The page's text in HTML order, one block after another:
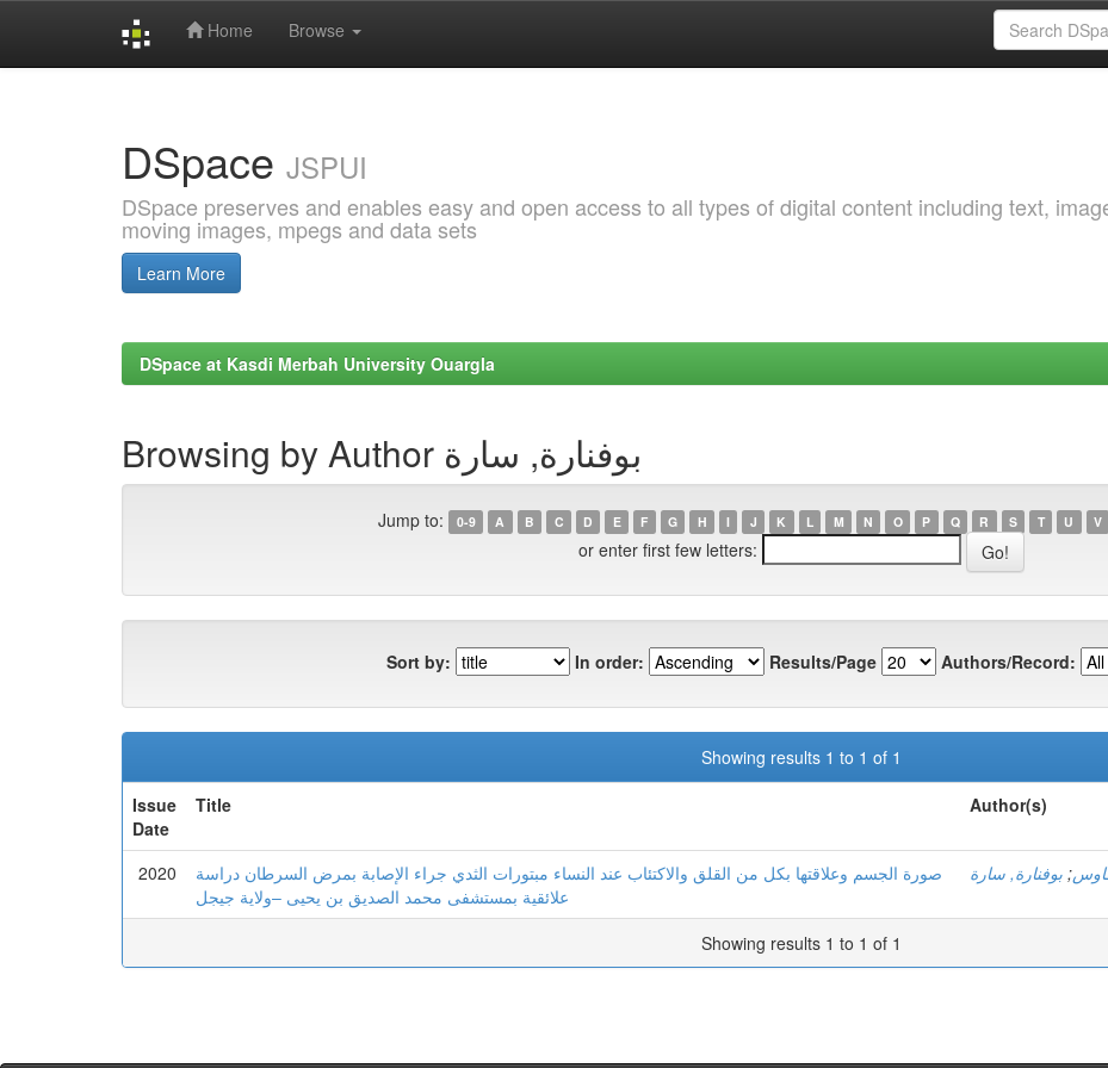
Home Browse
DSpace JSPUI
DSpace preserves and enables easy and open access to all types of digital content including text,
moving images, mpegs and data sets
Learn More
DSpace at Kasdi Merbah University Ouargla
Browsing by Author بوفنارة, سارة
Jump to: 0-9 A B C D E F G H I J K L M N O P Q R S T U V
or enter first few letters:
Sort by: In order: Results/Page Authors/Record:
Showing results 1 to 1 of 1
Issue
Date
Title Author(s)
2020
صورة الجسم وعلاقتها بكل من القلق والاكتئاب عند النساء مبتورات الثدي جراء الإصابة بمرض السرطان دراسة
علائقية بمستشفى محمد الصديق بن يحيى –ولاية جيجل
; بوفنارة, سارة
Showing results 1 to 1 of 1